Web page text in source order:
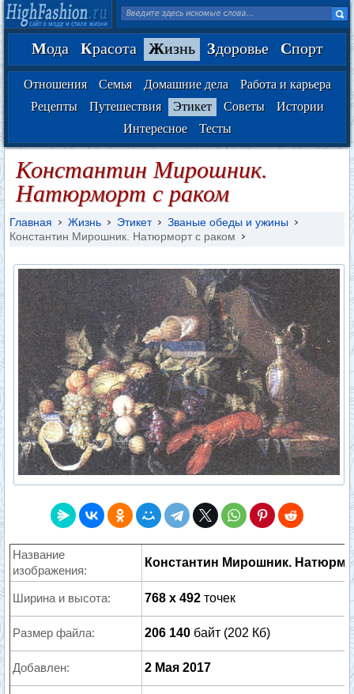
Мода Красота Жизнь Здоровье Спорт
Отношения Семья Домашние дела
Работа и карьера
Рецепты
Путешествия Этикет Советы
Истории
Интересное
Тесты
Константин Мирошник.
Натюрморт с раком
Главная Жизнь Этикет
Званые обеды и ужины
Константин Мирошник. Натюрморт с раком
Название
изображения:
Константин Мирошник.
Ширина и высота: 768 x 492 точек
Размер файла: 206 140 байт (202 Кб)
Добавлен: 2 Мая 2017